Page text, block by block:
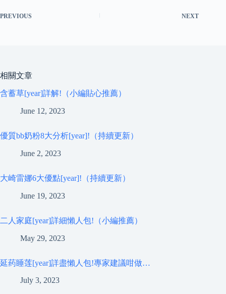
PREVIOUS NEXT
相關文章
含蓄草[year]詳解!（小編貼心推薦）
June 12, 2023
優質bb奶粉8大分析[year]!（持續更新）
June 2, 2023
大崎雷娜6大優點[year]!（持續更新）
June 19, 2023
二人家庭[year]詳細懶人包!（小編推薦）
May 29, 2023
延药睡莲[year]詳盡懶人包!專家建議咁做…
July 3, 2023